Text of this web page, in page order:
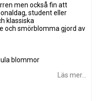
men också fin att
student eller
klassiska
och smörblomma gjord av
blommor
Läs mer...